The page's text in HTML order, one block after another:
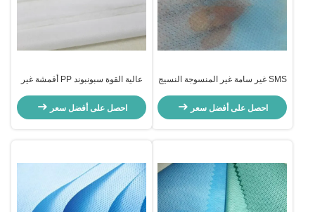
SMS غير سامة غير المنسوجة النسيج
احصل على أفضل سعر
عالية القوة سبونبوند PP أقمشة غير
احصل على أفضل سعر